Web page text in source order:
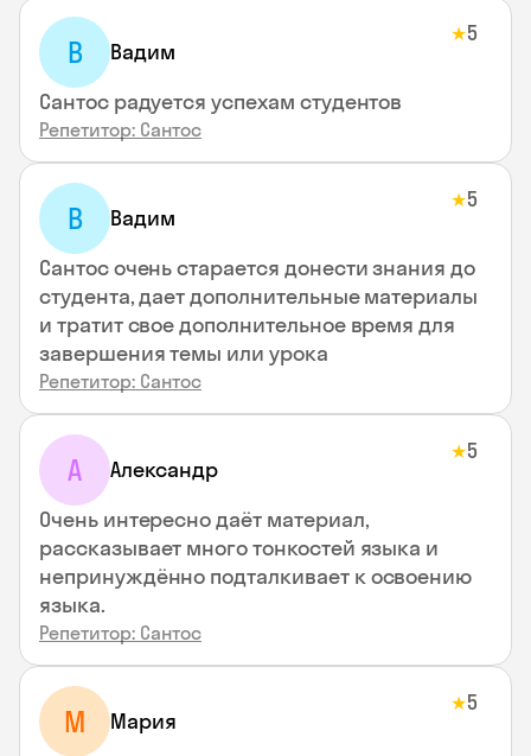
В Вадим
★5
Сантос радуется успехам студентов
Репетитор: Сантос
В Вадим
★5
Сантос очень старается донести знания до
студента, дает дополнительные материалы
и тратит свое дополнительное время для
завершения темы или урока
Репетитор: Сантос
А Александр
★5
Очень интересно даёт материал,
рассказывает много тонкостей языка и
непринуждённо подталкивает к освоению
языка.
Репетитор: Сантос
М Мария
★5